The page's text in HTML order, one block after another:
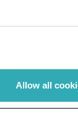
Allow all